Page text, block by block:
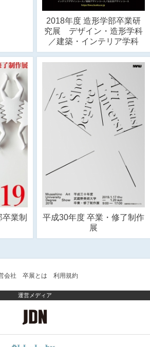
2018年度 造形学部卒業研
究展 デザイン・造形学科
／建築・インテリア学科
業制
平成30年度 卒業・修了制作
展
会社 卒展とは 利用規約
運営メディア